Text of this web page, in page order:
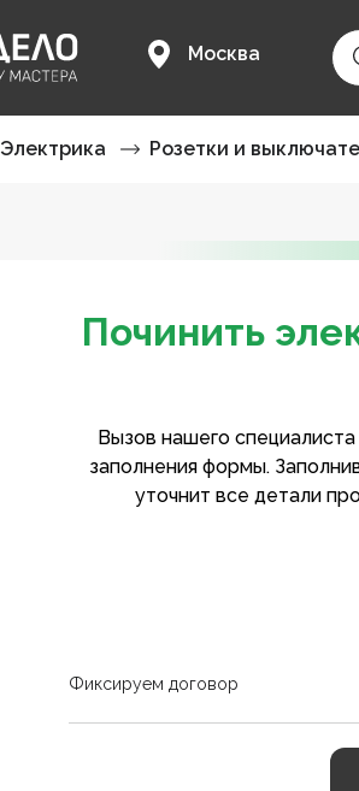
Москва
Электрика Розетки и
Починить
Вызов нашего
заполнения формы.
уточнит все детали
Фиксируем договор